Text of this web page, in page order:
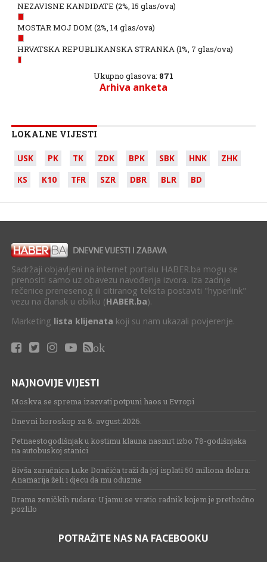
NEZAVISNE KANDIDATE (2%, 15 glas/ova)
MOSTAR MOJ DOM (2%, 14 glas/ova)
HRVATSKA REPUBLIKANSKA STRANKA(1%, 7 glas/ova)
Ukupno glasova: 871
Arhiva anketa
LOKALNE VIJESTI
USK PK TK ZDK BPK SBK HNK
ZHK
KS
K10 TFR SZR DBR BLR BD
Sadržaji objavljeni na internet portalu HABER.ba mogu se
prenositi samo uz obavezu navođenja izvora. Iza zadnje
rečenice prenesenog ili citiranog teksta postaviti "hyperlink"
vezu na članak u obliku (HABER.ba).
Marketing lista klijenata koji su nam ukazali povjerenje.
ok
NAJNOVIJE VIJESTI
Moskva se sprema izazvati potpuni haos u Evropi
Dnevni horoskop za 8. avgust.2026.
Petnaestogodišnjak u kostimu klauna nasmrt izbo 78-godišnjaka
na autobuskoj stanici
Bivša zaručnica Luke Dončića traži da joj isplati 50 miliona dolara:
Anamarija želi i djecu da mu oduzme
Drama zeničkih rudara: U jamu se vratio radnik kojem je prethodno
pozlilo
POTRAŽITE NAS NA FACEBOOKU